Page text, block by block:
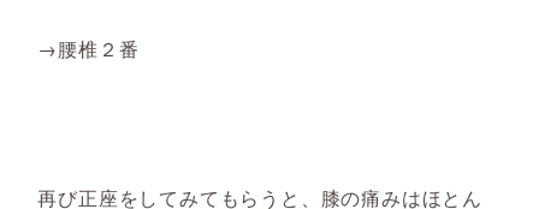
→腰椎２番
再び正座をしてみてもらうと、膝の痛みはほとん